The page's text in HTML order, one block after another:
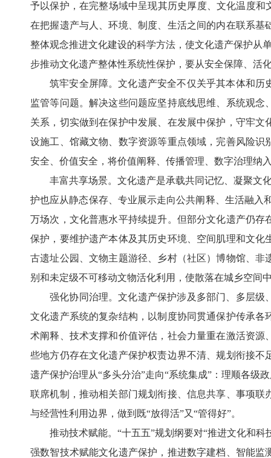
予以保护，在完整场域中呈现其历史厚度、文化温度
在把握遗产与人、环境、制度、生活之间的内在联系
整体观念推进文化建设的科学方法，使文化遗产保护从
步推动文化遗产整体性系统性保护，要从安全保障、活
筑牢安全屏障。文化遗产安全不仅关乎其本体和
监管等问题。解决这些问题应坚持底线思维、系统观
关系，切实做到在保护中发展、在发展中保护，守牢
设施工、馆藏文物、数字资源等重点领域，完善风险
安全、价值安全，将价值阐释、传播管理、数字治理纳
丰富共享场景。文化遗产是承载共同记忆、凝聚文
护也应从静态保存、专业展示走向公共阐释、生活融入
万场次，文化普惠水平持续提升。但部分文化遗产仍
保护，要维护遗产本体及其历史环境、空间肌理和文
古遗址公园、文物主题游径、乡村（社区）博物馆、
别和未定级不可移动文物活化利用，使散落在城乡空间
强化协同治理。文化遗产保护涉及多部门、多层
文化遗产系统的复杂结构，以制度协同贯通保护传承
术阐释、技术支撑和价值评估，社会力量重在激活资
些地方仍存在文化遗产保护权责边界不清、规划衔接
遗产保护治理从“多头分治”走向“系统集成”：理顺各级
联席机制，推动相关部门规划衔接、信息共享、事项
与经营性利用边界，做到既“放得活”又“管得好”。
推动技术赋能。“十五五”规划纲要对“推进文化和
强数智技术赋能文化遗产保护，推进数字建档、智能